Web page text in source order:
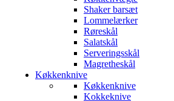
Shaker barsæt
Lommelærker
Røreskål
Salatskål
Serveringsskål
Magretheskål
Køkkenknive
Køkkenknive
Kokkeknive